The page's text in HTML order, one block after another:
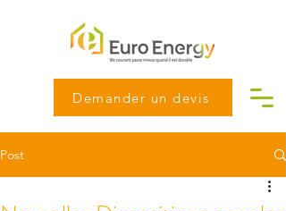
Demander un devis
Post